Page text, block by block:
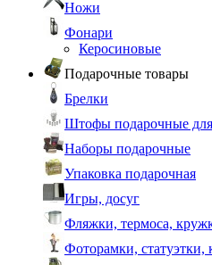
Ножи
Фонари
Керосиновые
Подарочные товары
Брелки
Штофы подарочные
Наборы подарочные
Упаковка подарочная
Игры, досуг
Фляжки, термоса,
Фоторамки, статуэтки,